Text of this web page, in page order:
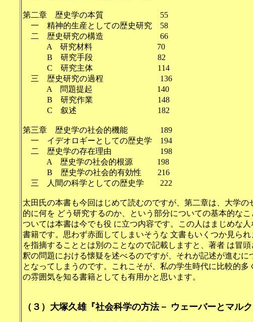
第二章 歴史学の本質 55
一 精神的生産としての歴史研究 58
二 歴史研究の構造 66
A 研究材料 70
B 研究手段 82
C 研究主体 114
三 歴史研究の過程 136
A 問題提起 140
B 研究作業 148
C 叙述 182
第三章 歴史学の社会的機能 189
一 イデオロギーとしての歴史学 194
二 歴史学の存在理由 198
A 歴史学の社会的根源 198
B 歴史学の社会的有効性 216
三 人間の科学としての歴史学 222
太田氏の本書も今回はじめて読むのですが、第二章は、大学
的に何を どう研究するのか、という部分についての基本的な
ついては本書は今でも役 に立つ内容です。この人はまじめな
書籍です。思わず赤面してしまいそうな 文書もいくつか見ら
を指摘することとは別のことなので記載しますと、著者 は冒
釈の問題における懐疑を述べるのですが、それが記述が進む
となってしまうのです。これこそが、私の学生時代に比較的
の雰囲気を知る書籍としても有用かと思います。
（３）大塚久雄『社会科学の方法－ ウェーバーとマルク